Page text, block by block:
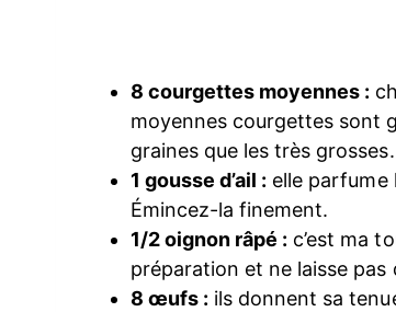
8 courgettes moyennes :
moyennes courgettes sont
graines que les très grosses.
1 gousse d’ail : elle parfume
Émincez-la finement.
1/2 oignon râpé : c’est ma
préparation et ne laisse pas
8 œufs : ils donnent sa